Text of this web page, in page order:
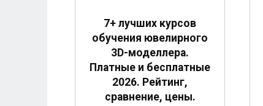
7+ лучших курсов
обучения ювелирного
3D-моделлера.
Платные и бесплатные
2026. Рейтинг,
сравнение, цены.